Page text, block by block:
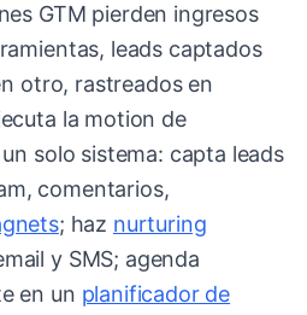
GTM pierden ingresos
leads captados
otro, rastreados en
la motion de
solo sistema: capta leads
comentarios,
; haz nurturing
y SMS; agenda
en un planificador de